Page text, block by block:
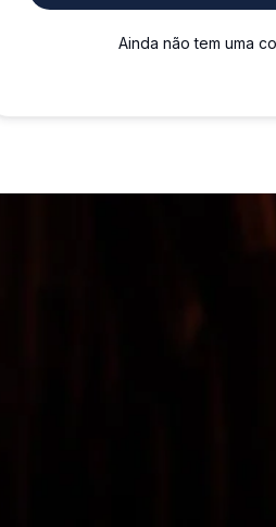
Ainda não tem uma